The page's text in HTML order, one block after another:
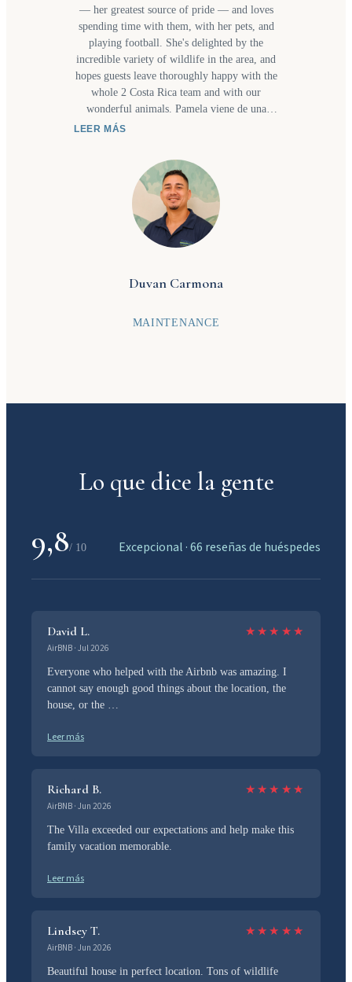
— her greatest source of pride — and loves
spending time with them, with her pets, and
playing football. She's delighted by the
incredible variety of wildlife in the area, and
hopes guests leave thoroughly happy with the
whole 2 Costa Rica team and with our
wonderful animals. Pamela viene de una
familia grande y muy unida, su mayor
con sus mascotas y jugar al fútbol. Le fascina
la increíble variedad de animales de la zona.
Espera que los huéspedes se vayan muy
contentos con todo el equipo de 2 Costa Rica
y con nuestros animales.
LEER MÁS
Duvan Carmona
MAINTENANCE
Lo que dice la gente
9,8/ 10 Excepcional · 66 reseñas de huéspedes
David L. ★ ★ ★ ★ ★
AirBNB · Jul 2026
Everyone who helped with the Airbnb was amazing. I
cannot say enough good things about the location, the
house, or the …
Leer más
Richard B. ★ ★ ★ ★ ★
AirBNB · Jun 2026
The Villa exceeded our expectations and help make this
family vacation memorable.
Leer más
Lindsey T. ★ ★ ★ ★ ★
AirBNB · Jun 2026
Beautiful house in perfect location. Tons of wildlife